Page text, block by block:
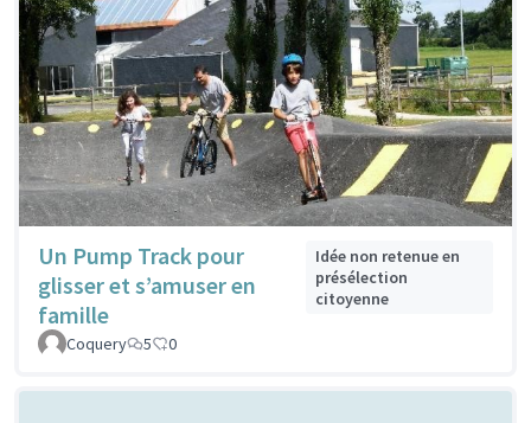
Un Pump Track pour
glisser et s’amuser en
famille
Idée non retenue en
présélection
citoyenne
Coquery 5 0